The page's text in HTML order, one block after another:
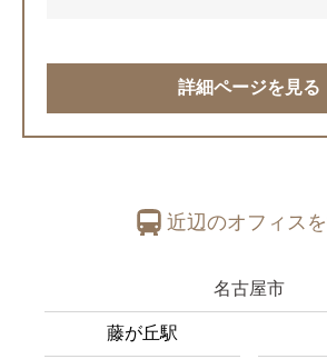
詳細ページを見る
近辺のオフィス
名古屋市
藤が丘駅